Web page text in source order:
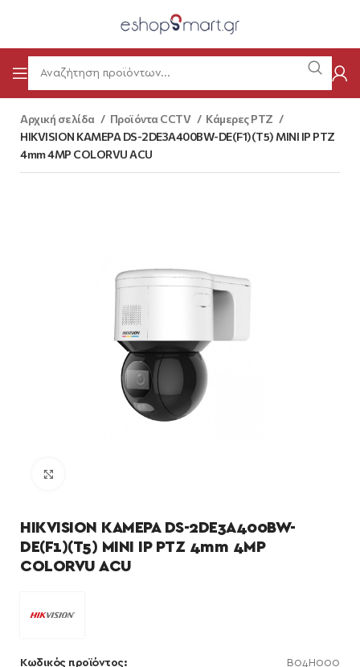
Αρχική σελίδα Προϊόντα CCTV
Κάμερες PTZ
HIKVISION ΚΑΜΕΡΑ DS-2DE3A400BW-DE(F1)(T5) MINI IP PTZ
4mm 4MP COLORVU ACU
HIKVISION ΚΑΜΕΡΑ DS-2DE3A400BW-
DE(F1)(T5) MINI IP PTZ 4mm 4MP
COLORVU ACU
Κωδικός προϊόντος: B04H000